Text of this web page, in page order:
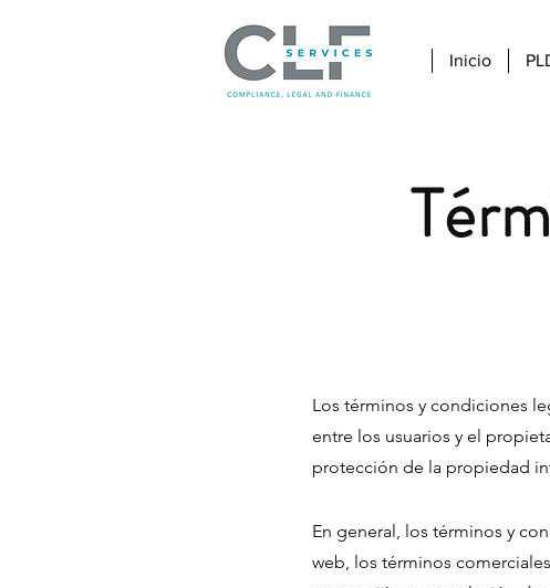
Inicio
Los términos y condiciones
entre los usuarios y el
protección de la propiedad
En general, los términos y
web, los términos